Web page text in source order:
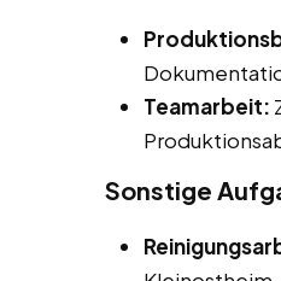
Teamarbeit:
Sonstige